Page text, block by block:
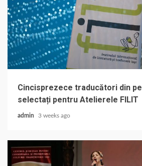
Cincisprezece traducători din
selectați pentru Atelierele FILIT
admin 3 weeks ago